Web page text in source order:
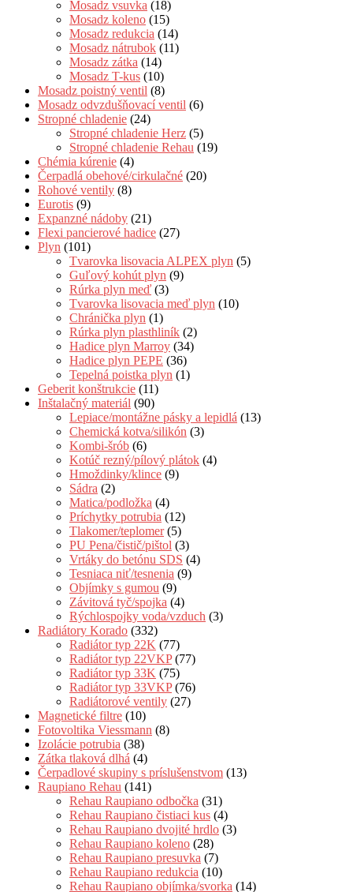
Mosadz vsuvka (18)
Mosadz koleno (15)
Mosadz redukcia (14)
Mosadz nátrubok (11)
Mosadz zátka (14)
Mosadz T-kus (10)
Mosadz poistný ventil (8)
Mosadz odvzdušňovací ventil (6)
Stropné chladenie (24)
Stropné chladenie Herz (5)
Stropné chladenie Rehau (19)
Chémia kúrenie (4)
Čerpadlá obehové/cirkulačné (20)
Rohové ventily (8)
Eurotis (9)
Expanzné nádoby (21)
Flexi pancierové hadice (27)
Plyn (101)
Tvarovka lisovacia ALPEX plyn (5)
Guľový kohút plyn (9)
Rúrka plyn meď (3)
Tvarovka lisovacia meď plyn (10)
Chránička plyn (1)
Rúrka plyn plasthliník (2)
Hadice plyn Marroy (34)
Hadice plyn PEPE (36)
Tepelná poistka plyn (1)
Geberit konštrukcie (11)
Inštalačný materiál (90)
Lepiace/montážne pásky a lepidlá (13)
Chemická kotva/silikón (3)
Kombi-šrób (6)
Kotúč rezný/pílový plátok (4)
Hmoždinky/klince (9)
Sádra (2)
Matica/podložka (4)
Príchytky potrubia (12)
Tlakomer/teplomer (5)
PU Pena/čistič/pištol (3)
Vrtáky do betónu SDS (4)
Tesniaca niť/tesnenia (9)
Objímky s gumou (9)
Závitová tyč/spojka (4)
Rýchlospojky voda/vzduch (3)
Radiátory Korado (332)
Radiátor typ 22K (77)
Radiátor typ 22VKP (77)
Radiátor typ 33K (75)
Radiátor typ 33VKP (76)
Radiátorové ventily (27)
Magnetické filtre (10)
Fotovoltika Viessmann (8)
Izolácie potrubia (38)
Zátka tlaková dlhá (4)
Čerpadlové skupiny s príslušenstvom (13)
Raupiano Rehau (141)
Rehau Raupiano odbočka (31)
Rehau Raupiano čistiaci kus (4)
Rehau Raupiano dvojité hrdlo (3)
Rehau Raupiano koleno (28)
Rehau Raupiano presuvka (7)
Rehau Raupiano redukcia (10)
Rehau Raupiano objímka/svorka (14)